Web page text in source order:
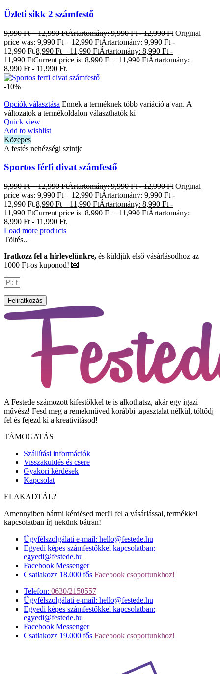
Üzleti sikk 2 számfestő
9,990Ft – 12,990FtÁrtartomány: 9,990 Ft - 12,990 Ft Original
price was: 9,990 Ft – 12,990 FtÁrtartomány: 9,990 Ft -
12,990 Ft.8,990 Ft – 11,990 FtÁrtartomány: 8,990 Ft -
11,990 FtCurrent price is: 8,990 Ft – 11,990 FtÁrtartomány:
8,990 Ft - 11,990 Ft.
-10%
Opciók választása Ennek a terméknek több variációja van. A
változatok a termékoldalon választhatók ki
Quick view
Add to wishlist
Közepes
A festés nehézségi szintje
Sportos férfi divat számfestő
9,990Ft – 12,990FtÁrtartomány: 9,990 Ft - 12,990 Ft Original
price was: 9,990 Ft – 12,990 FtÁrtartomány: 9,990 Ft -
12,990 Ft.8,990 Ft – 11,990 FtÁrtartomány: 8,990 Ft -
11,990 FtCurrent price is: 8,990 Ft – 11,990 FtÁrtartomány:
8,990 Ft - 11,990 Ft.
Load more products
Töltés...
Iratkozz fel a hírlevelünkre, és küldjük első vásárlásodhoz az
1000 Ft-os kuponod! 💌
Feliratkozás
A Festede számozott kifestőkkel te is alkothatsz, akár egy igazi
művész! Fesd meg a remekműved korábbi tapasztalat nélkül, töltődj
fel és fejezd ki a kreativitásod!
TÁMOGATÁS
Szállítási információk
Visszaküldés és csere
Gyakori kérdések
Kapcsolat
ELAKADTÁL?
Amennyiben bármi kérdésed merül fel a vásárlással, termékkel
kapcsolatban írj nekünk bátran!
Ügyfélszolgálati e-mail: hello@festede.hu
Egyedi képes számfestőkkel kapcsolatban:
egyedi@festede.hu
Facebook Messenger
Csatlakozz 18.000 fős Facebook csoportunkhoz!
Telefon: 0630/2150557
Ügyfélszolgálati e-mail: hello@festede.hu
Egyedi képes számfestőkkel kapcsolatban:
egyedi@festede.hu
Facebook Messenger
Csatlakozz 19.000 fős Facebook csoportunkhoz!